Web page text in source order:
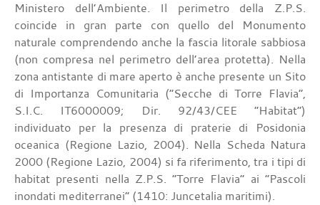
Ministero dell’Ambiente. Il perimetro della Z.P.S.
coincide in gran parte con quello del Monumento
naturale comprendendo anche la fascia litorale sabbiosa
(non compresa nel perimetro dell’area protetta). Nella
zona antistante di mare aperto è anche presente un Sito
di Importanza Comunitaria (“Secche di Torre Flavia”,
S.I.C. IT6000009; Dir. 92/43/CEE “Habitat”)
individuato per la presenza di praterie di Posidonia
oceanica (Regione Lazio, 2004). Nella Scheda Natura
2000 (Regione Lazio, 2004) si fa riferimento, tra i tipi di
habitat presenti nella Z.P.S. “Torre Flavia” ai “Pascoli
inondati mediterranei” (1410: Juncetalia maritimi).